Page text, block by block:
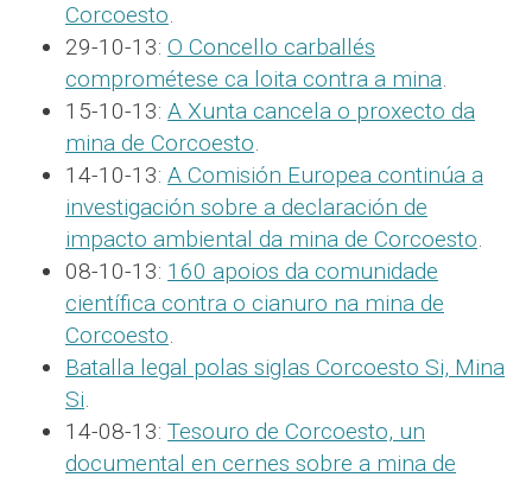
Corcoesto.
29-10-13: O Concello carballés
comprométese ca loita contra a mina.
15-10-13: A Xunta cancela o proxecto da
mina de Corcoesto.
14-10-13: A Comisión Europea continúa a
investigación sobre a declaración de
impacto ambiental da mina de Corcoesto.
08-10-13: 160 apoios da comunidade
científica contra o cianuro na mina de
Corcoesto.
Batalla legal polas siglas Corcoesto Si, Mina
Si.
14-08-13: Tesouro de Corcoesto, un
documental en cernes sobre a mina de